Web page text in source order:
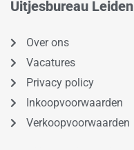
Uitjesbureau Leiden
Over ons
Vacatures
Privacy policy
Inkoopvoorwaarden
Verkoopvoorwaarden